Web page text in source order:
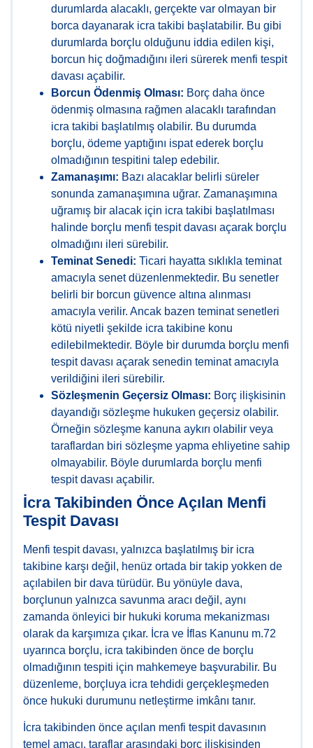
durumlarda alacaklı, gerçekte var olmayan bir
borca dayanarak icra takibi başlatabilir. Bu gibi
durumlarda borçlu olduğunu iddia edilen kişi,
borcun hiç doğmadığını ileri sürerek menfi tespit
davası açabilir.
Borcun Ödenmiş Olması: Borç daha önce
ödenmiş olmasına rağmen alacaklı tarafından
icra takibi başlatılmış olabilir. Bu durumda
borçlu, ödeme yaptığını ispat ederek borçlu
olmadığının tespitini talep edebilir.
Zamanaşımı: Bazı alacaklar belirli süreler
sonunda zamanaşımına uğrar. Zamanaşımına
uğramış bir alacak için icra takibi başlatılması
halinde borçlu menfi tespit davası açarak borçlu
olmadığını ileri sürebilir.
Teminat Senedi: Ticari hayatta sıklıkla teminat
amacıyla senet düzenlenmektedir. Bu senetler
belirli bir borcun güvence altına alınması
amacıyla verilir. Ancak bazen teminat senetleri
kötü niyetli şekilde icra takibine konu
edilebilmektedir. Böyle bir durumda borçlu menfi
tespit davası açarak senedin teminat amacıyla
verildiğini ileri sürebilir.
Sözleşmenin Geçersiz Olması: Borç ilişkisinin
dayandığı sözleşme hukuken geçersiz olabilir.
Örneğin sözleşme kanuna aykırı olabilir veya
taraflardan biri sözleşme yapma ehliyetine sahip
olmayabilir. Böyle durumlarda borçlu menfi
tespit davası açabilir.
İcra Takibinden Önce Açılan Menfi
Tespit Davası
Menfi tespit davası, yalnızca başlatılmış bir icra
takibine karşı değil, henüz ortada bir takip yokken de
açılabilen bir dava türüdür. Bu yönüyle dava,
borçlunun yalnızca savunma aracı değil, aynı
zamanda önleyici bir hukuki koruma mekanizması
olarak da karşımıza çıkar. İcra ve İflas Kanunu m.72
uyarınca borçlu, icra takibinden önce de borçlu
olmadığının tespiti için mahkemeye başvurabilir. Bu
düzenleme, borçluya icra tehdidi gerçekleşmeden
önce hukuki durumunu netleştirme imkânı tanır.
İcra takibinden önce açılan menfi tespit davasının
temel amacı, taraflar arasındaki borç ilişkisinden